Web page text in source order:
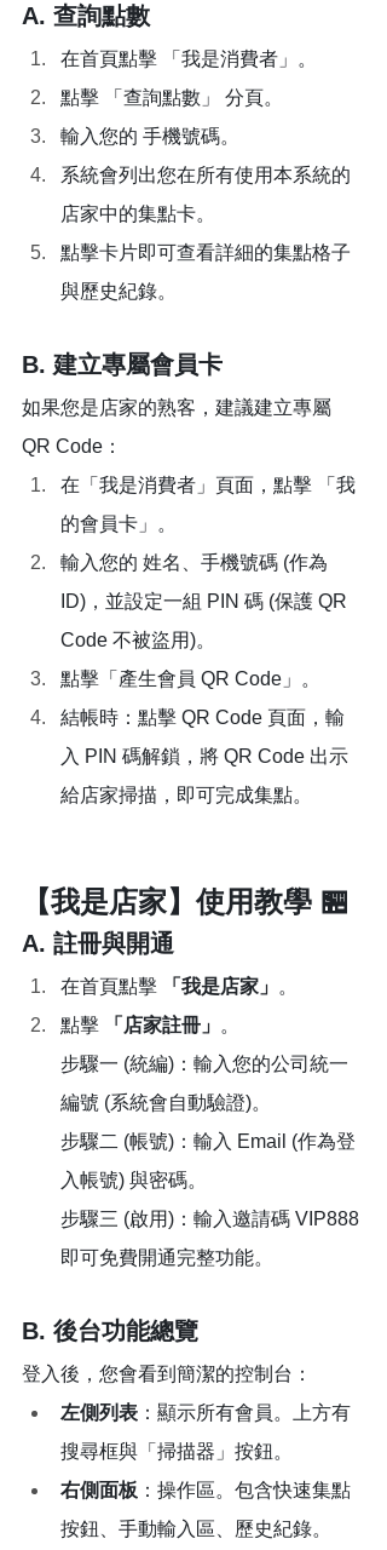
A. 查詢點數
在首頁點擊 「我是消費者」。
點擊 「查詢點數」 分頁。
輸入您的 手機號碼。
系統會列出您在所有使用本系統的
店家中的集點卡。
點擊卡片即可查看詳細的集點格子
與歷史紀錄。
B. 建立專屬會員卡
如果您是店家的熟客，建議建立專屬
QR Code：
在「我是消費者」頁面，點擊 「我
的會員卡」。
輸入您的 姓名、手機號碼 (作為
ID)，並設定一組 PIN 碼 (保護 QR
Code 不被盜用)。
點擊「產生會員 QR Code」。
結帳時：點擊 QR Code 頁面，輸
入 PIN 碼解鎖，將 QR Code 出示
給店家掃描，即可完成集點。
【我是店家】使用教學 🏪
A. 註冊與開通
在首頁點擊 「我是店家」 。
點擊
「店家註冊」 。
步驟一 (統編)：輸入您的公司統一
編號 (系統會自動驗證)。
步驟二 (帳號)：輸入 Email (作為登
入帳號) 與密碼。
步驟三 (啟用)：輸入邀請碼 VIP888
即可免費開通完整功能。
B. 後台功能總覽
登入後，您會看到簡潔的控制台：
左側列表 ：顯示所有會員。上方有
搜尋框與「掃描器」按鈕。
右側面板 ：操作區。包含快速集點
按鈕、手動輸入區、歷史紀錄。